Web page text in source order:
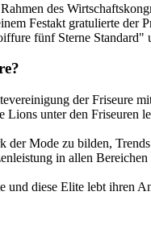
des
Festakt gratulierte der
fünf Sterne Standard"
der Friseure
unter den Friseuren
der Mode zu bilden,
in allen
und diese Elite lebt ihren